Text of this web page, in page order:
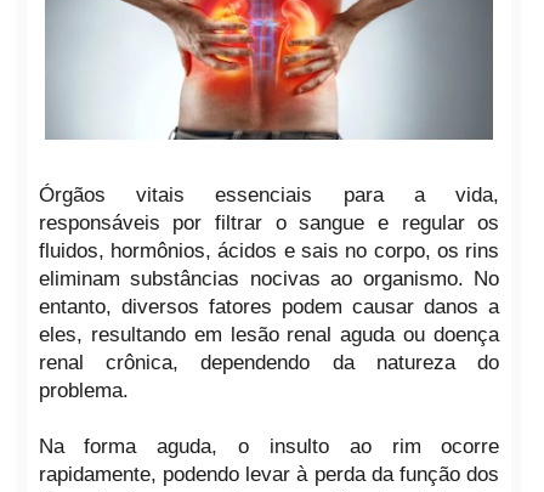
Órgãos vitais essenciais para a vida,
responsáveis por filtrar o sangue e regular os
fluidos, hormônios, ácidos e sais no corpo, os rins
eliminam substâncias nocivas ao organismo. No
entanto, diversos fatores podem causar danos a
eles, resultando em lesão renal aguda ou doença
renal crônica, dependendo da natureza do
problema.
Na forma aguda, o insulto ao rim ocorre
rapidamente, podendo levar à perda da função dos